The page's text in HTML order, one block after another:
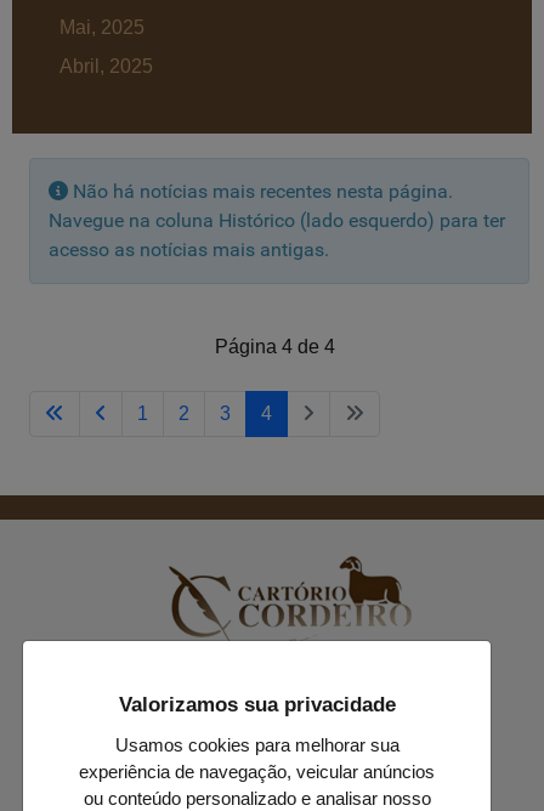
Mai, 2025
Abril, 2025
Informação
Não há notícias mais recentes nesta página.
Navegue na coluna Histórico (lado esquerdo) para ter
acesso as notícias mais antigas.
Página 4 de 4
1 2 3 4
Tv. Castanhal, 10
Centro, Tailândia, Pará
Central de Atendimentos:
(91) 99396-3290
Valorizamos sua privacidade
Usamos cookies para melhorar sua
experiência de navegação, veicular anúncios
ou conteúdo personalizado e analisar nosso